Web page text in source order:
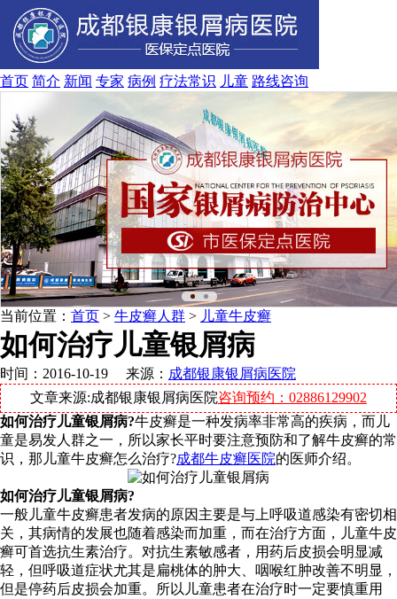
首页 简介 新闻 专家 病例 疗法常识 儿童 路线咨询
当前位置： 首页 > 牛皮癣人群 > 儿童牛皮癣
如何治疗儿童银屑病
时间：2016-10-19 来源： 成都银康银屑病医院
文章来源:成都银康银屑病医院咨询预约：02886129902
如何治疗儿童银屑病?牛皮癣是一种发病率非常高的疾病，而儿
童是易发人群之一，所以家长平时要注意预防和了解牛皮癣的常
识，那儿童牛皮癣怎么治疗?成都牛皮癣医院的医师介绍。
如何治疗儿童银屑病?
一般儿童牛皮癣患者发病的原因主要是与上呼吸道感染有密切相
关，其病情的发展也随着感染而加重，而在治疗方面，儿童牛皮
癣可首选抗生素治疗。对抗生素敏感者，用药后皮损会明显减
轻，但呼吸道症状尤其是扁桃体的肿大、咽喉红肿改善不明显，
但是停药后皮损会加重。所以儿童患者在治疗时一定要慎重用